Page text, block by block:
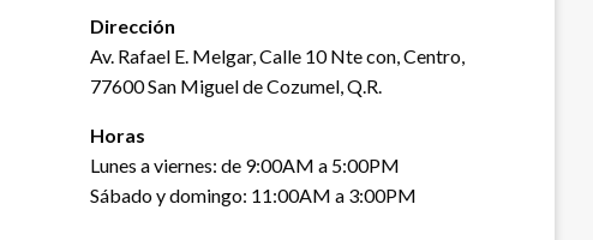
Dirección
Av. Rafael E. Melgar, Calle 10 Nte con, Centro,
77600 San Miguel de Cozumel, Q.R.
Horas
Lunes a viernes: de 9:00AM a 5:00PM
Sábado y domingo: 11:00AM a 3:00PM